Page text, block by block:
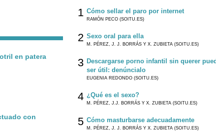
1 Cómo sellar el paro por internet
RAMÓN PECO (SOITU.ES)
2 Sexo oral para ella
M. PÉREZ, J. J. BORRÁS Y X. ZUBIETA (SOITU.ES)
3 Descargarse porno infantil sin querer
ser útil: denúncialo
EUGENIA REDONDO (SOITU.ES)
4 ¿Qué es el sexo?
M. PÉREZ, J.J. BORRÁS Y X. ZUBIETA (SOITU.ES)
5 Cómo masturbarse adecuadamente
M. PÉREZ, J. J. BORRÁS Y X. ZUBIETA (SOITU.ES)
en patera
con